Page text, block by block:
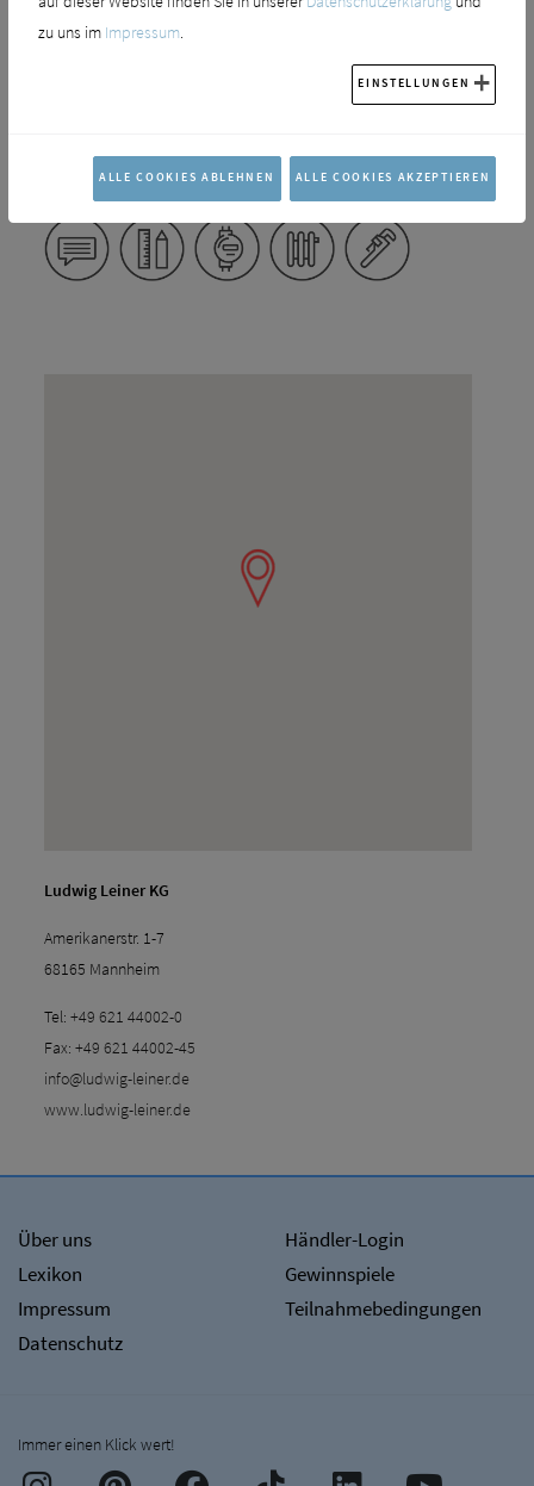
Sie prompt, höflich und fachmännisch. Sie setzen Ihr
Den Einbau und die fachgerechte Installation
Ihrer Nähe. Auf absolute Qualitätsarbeit und
Präzision können Sie sich dabei verlassen.
Ludwig Leiner KG
Amerikanerstr. 1-7
68165 Mannheim
Tel:+49 621 44002-0
Fax:+49 621 44002-45
info@ludwig-leiner.de
www.ludwig-leiner.de
Über uns
Lexikon
Impressum
Datenschutz
Händler-Login
Gewinnspiele
Teilnahmebedingungen
Immer einen Klick wert!
zu uns im Impressum.
EINSTELLUNGEN
ALLE COOKIES ABLEHNEN ALLE COOKIES AKZEPTIEREN